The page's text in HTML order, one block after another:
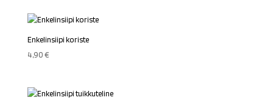
Enkelinsiipi koriste
4,90€